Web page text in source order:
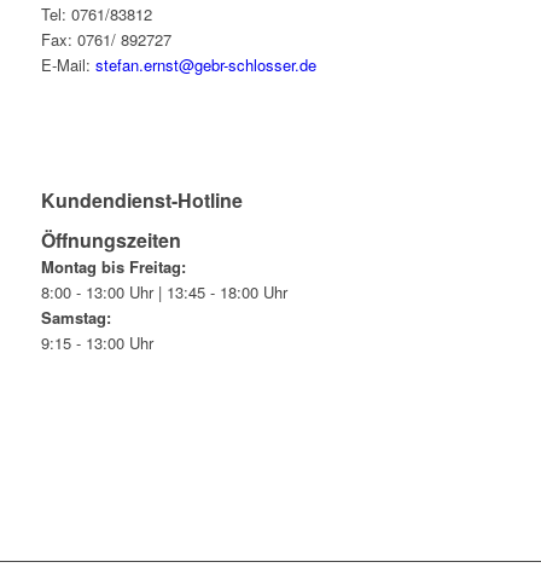
Tel: 0761/83812
Fax: 0761/ 892727
E-Mail: stefan.ernst@gebr-schlosser.de
Kundendienst-Hotline
Öffnungszeiten
Montag bis Freitag:
8:00 - 13:00 Uhr | 13:45 - 18:00 Uhr
Samstag:
9:15 - 13:00 Uhr